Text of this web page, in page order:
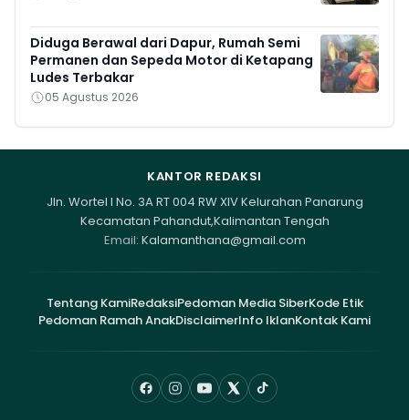
Diduga Berawal dari Dapur, Rumah Semi
Permanen dan Sepeda Motor di Ketapang
Ludes Terbakar
05 Agustus 2026
KANTOR REDAKSI
Jln. Wortel I No. 3A RT 004 RW XIV Kelurahan Panarung
Kecamatan Pahandut,Kalimantan Tengah
Email: Kalamanthana@gmail.com
Tentang KamiRedaksiPedoman Media SiberKode Etik
Pedoman Ramah AnakDisclaimerInfo IklanKontak Kami